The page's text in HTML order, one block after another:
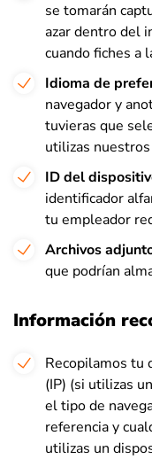
se tomarán
azar dentro del
cuando fiches a
Idioma de
navegador y
tuvieras que
utilizas
ID del
identificador
tu empleador
Archivos
que podrían
Información
Recopilamos tu
(IP) (si utilizas
el tipo de
referencia y
utilizas un